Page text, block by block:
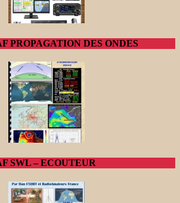
PROPAGATION DES ONDES
SWL – ECOUTEUR